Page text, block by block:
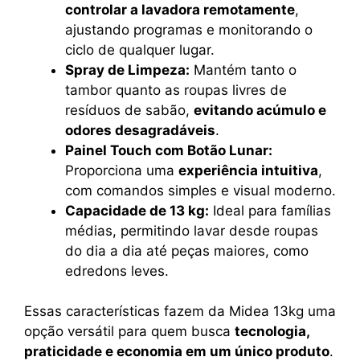
controlar a lavadora remotamente,
ajustando programas e monitorando o
ciclo de qualquer lugar.
Spray de Limpeza: Mantém tanto o
tambor quanto as roupas livres de
resíduos de sabão, evitando acúmulo e
odores desagradáveis.
Painel Touch com Botão Lunar:
Proporciona uma experiência intuitiva,
com comandos simples e visual moderno.
Capacidade de 13 kg: Ideal para famílias
médias, permitindo lavar desde roupas
do dia a dia até peças maiores, como
edredons leves.
Essas características fazem da Midea 13kg uma
opção versátil para quem busca tecnologia,
praticidade e economia em um único produto.